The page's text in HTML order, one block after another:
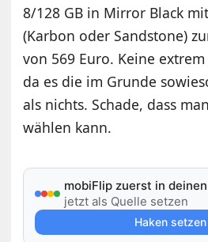
8/128 GB in Mirror Black
(Karbon oder Sandstone)
von 569 Euro. Keine
da es die im Grunde
als nichts. Schade, dass
wählen kann.
mobiFlip zuerst in
jetzt als Quelle setzen
Haken